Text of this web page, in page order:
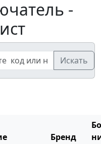
-
Искать
Бренд